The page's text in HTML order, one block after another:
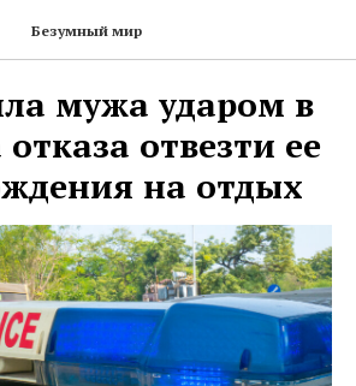
Безумный мир
мужа ударом в
отвезти ее
на отдых